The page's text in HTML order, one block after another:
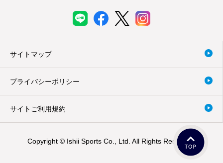
サイトマップ
プライバシーポリシー
サイトご利用規約
Copyright © Ishii Sports Co., Ltd. All Rights Reserved.